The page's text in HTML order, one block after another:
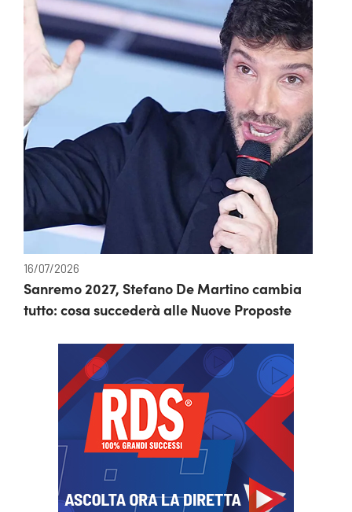
16/07/2026
Sanremo 2027, Stefano De Martino cambia
tutto: cosa succederà alle Nuove Proposte